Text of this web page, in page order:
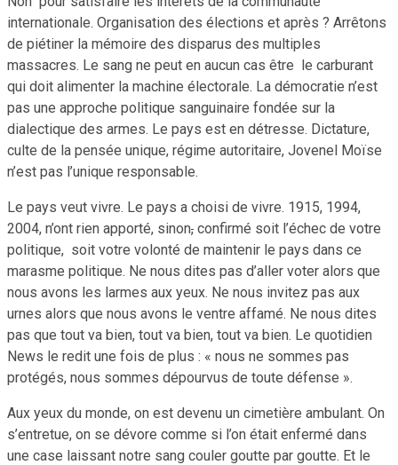
internationale. Organisation des élections et après ? Arrêtons
de piétiner la mémoire des disparus des multiples
massacres. Le sang ne peut en aucun cas être le carburant
qui doit alimenter la machine électorale. La démocratie n’est
pas une approche politique sanguinaire fondée sur la
dialectique des armes. Le pays est en détresse. Dictature,
culte de la pensée unique, régime autoritaire, Jovenel Moïse
n’est pas l’unique responsable.
Le pays veut vivre. Le pays a choisi de vivre. 1915, 1994,
2004, n’ont rien apporté, sinon, confirmé soit l’échec de votre
politique, soit votre volonté de maintenir le pays dans ce
marasme politique. Ne nous dites pas d’aller voter alors que
nous avons les larmes aux yeux. Ne nous invitez pas aux
urnes alors que nous avons le ventre affamé. Ne nous dites
pas que tout va bien, tout va bien, tout va bien. Le quotidien
News le redit une fois de plus : « nous ne sommes pas
protégés, nous sommes dépourvus de toute défense ».
Aux yeux du monde, on est devenu un cimetière ambulant. On
s’entretue, on se dévore comme si l’on était enfermé dans
une case laissant notre sang couler goutte par goutte. Et le